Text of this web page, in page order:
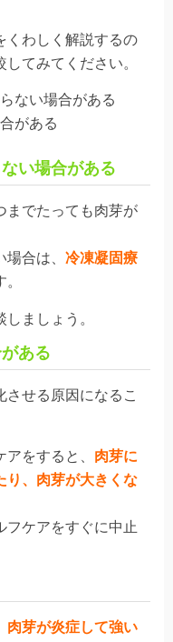
くわしく解説するの
てみてください。
ない場合がある
がある
い場合がある
までたっても肉芽が
合は、 冷凍凝固療
ましょう。
ある
させる原因になるこ
をすると、 肉芽に
り、肉芽が大きくな
フケアをすぐに中止
肉芽が炎症して強い